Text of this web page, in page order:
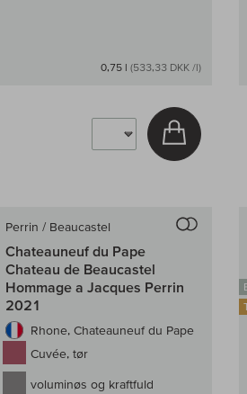
0,75 l (533,33 DKK /l)
Læg i kurv
Perrin / Beaucastel
Chateauneuf du Pape
Chateau de Beaucastel
Hommage a Jacques Perrin
2021
Rhone, Chateauneuf du Pape
Cuvée, tør
voluminøs og kraftfuld